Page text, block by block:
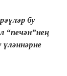
бу
“печән”нең